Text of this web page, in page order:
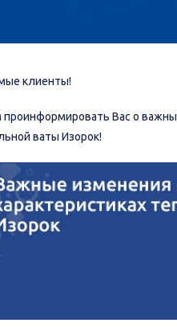
клиенты!
Вас о
ваты Изорок!